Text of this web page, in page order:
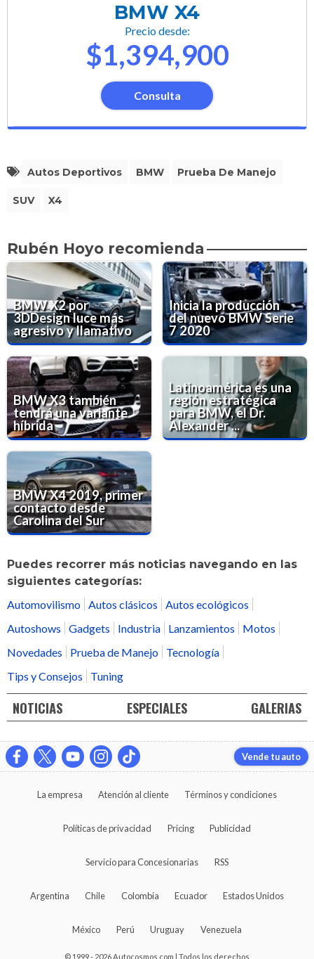
BMW X4
Precio desde:
$1,394,900
Consulta
Autos Deportivos BMW Prueba De Manejo
SUV X4
Rubén Hoyo recomienda
BMW X2 por
3DDesign luce más
agresivo y llamativo
Inicia la producción
del nuevo BMW Serie
7 2020
BMW X3 también
tendrá una variante
híbrida
Latinoamérica es una
región estratégica
para BMW, el Dr.
Alexander ...
BMW X4 2019, primer
contacto desde
Carolina del Sur
Puedes recorrer más noticias navegando en las
siguientes categorías:
Automovilismo Autos clásicos
Autos ecológicos
Autoshows
Gadgets Industria Lanzamientos
Motos
Novedades
Prueba de Manejo
Tecnología
Tips y Consejos
Tuning
NOTICIAS ESPECIALES GALERIAS
Vende tu auto
La empresa Atención al cliente Términos y condiciones
Políticas de privacidad Pricing Publicidad
Servicio para Concesionarias RSS
Argentina Chile Colombia Ecuador Estados Unidos
México Perú Uruguay Venezuela
© 1999 - 2026 Autocosmos.com | Todos los derechos